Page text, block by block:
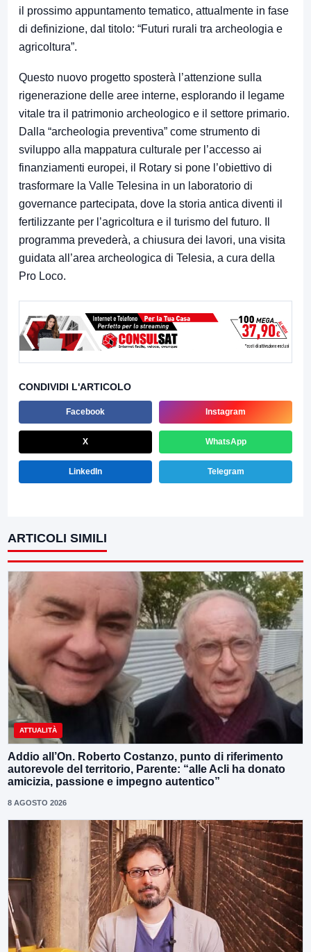
il prossimo appuntamento tematico, attualmente in fase
di definizione, dal titolo: “Futuri rurali tra archeologia e
agricoltura”.
Questo nuovo progetto sposterà l’attenzione sulla
rigenerazione delle aree interne, esplorando il legame
vitale tra il patrimonio archeologico e il settore primario.
Dalla “archeologia preventiva” come strumento di
sviluppo alla mappatura culturale per l’accesso ai
finanziamenti europei, il Rotary si pone l’obiettivo di
trasformare la Valle Telesina in un laboratorio di
governance partecipata, dove la storia antica diventi il
fertilizzante per l’agricoltura e il turismo del futuro. Il
programma prevederà, a chiusura dei lavori, una visita
guidata all’area archeologica di Telesia, a cura della
Pro Loco.
CONDIVIDI L'ARTICOLO
Facebook Instagram
X WhatsApp
LinkedIn Telegram
ARTICOLI SIMILI
ATTUALITÀ
Addio all’On. Roberto Costanzo, punto di riferimento
autorevole del territorio, Parente: “alle Acli ha donato
amicizia, passione e impegno autentico”
8 AGOSTO 2026